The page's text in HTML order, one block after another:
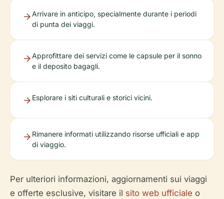
Arrivare in anticipo, specialmente durante i periodi
di punta dei viaggi.
Approfittare dei servizi come le capsule per il sonno
e il deposito bagagli.
Esplorare i siti culturali e storici vicini.
Rimanere informati utilizzando risorse ufficiali e app
di viaggio.
Per ulteriori informazioni, aggiornamenti sui viaggi
e offerte esclusive, visitare il sito web ufficiale o